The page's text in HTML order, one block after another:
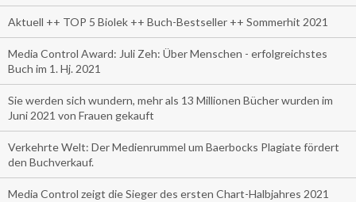
Aktuell ++ TOP 5 Biolek ++ Buch-Bestseller ++ Sommerhit 2021
Media Control Award: Juli Zeh: Über Menschen - erfolgreichstes
Buch im 1. Hj. 2021
Sie werden sich wundern, mehr als 13 Millionen Bücher wurden im
Juni 2021 von Frauen gekauft
Verkehrte Welt: Der Medienrummel um Baerbocks Plagiate fördert
den Buchverkauf.
Media Control zeigt die Sieger des ersten Chart-Halbjahres 2021